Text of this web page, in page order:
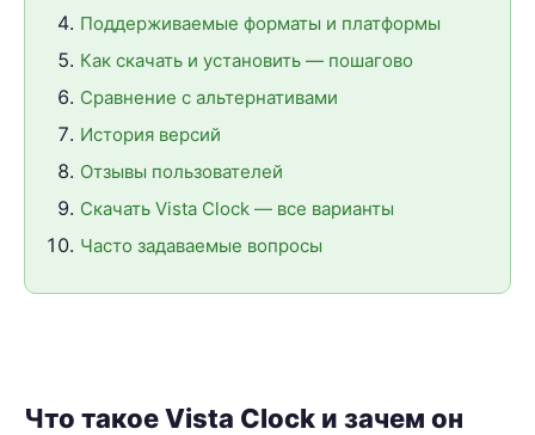
Поддерживаемые форматы и платформы
Как скачать и установить — пошагово
Сравнение с альтернативами
История версий
Отзывы пользователей
Скачать Vista Clock — все варианты
Часто задаваемые вопросы
Что такое Vista Clock и зачем он